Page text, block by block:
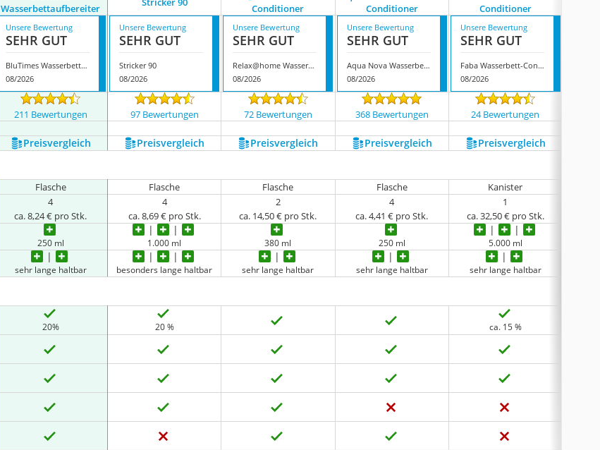
Wasserbettaufbereiter
Conditioner
Conditioner
Conditioner
Unsere Bewertung
SEHR GUT
BluTimes Wasserbettaufbereiter
08/2026
Unsere Bewertung
SEHR GUT
Stricker 90
08/2026
Unsere Bewertung
SEHR GUT
Relax@home Wasserbett-Conditioner
08/2026
Unsere Bewertung
SEHR GUT
Aqua Nova Wasserbett-Conditioner
08/2026
Unsere Bewertung
SEHR GUT
Faba Wasserbett-Conditioner
08/2026
211 Bewertungen 97 Bewertungen 72 Bewertungen 368 Bewertungen 24 Bewertungen
Preis­vergleich Preis­vergleich Preis­vergleich Preis­vergleich Preis­vergleich
Flasche Flasche Flasche Flasche
Kanister
4
ca. 8,24 € pro Stk.
4
ca. 8,69 € pro Stk.
2
ca. 14,50 € pro Stk.
4
ca. 4,41 € pro Stk.
1
ca. 32,50 € pro Stk.
250 ml 1.000 ml 380 ml 250 ml 5.000 ml
sehr lange haltbar besonders lange haltbar sehr lange haltbar sehr lange haltbar sehr lange haltbar
20% 20 % ca. 15 %